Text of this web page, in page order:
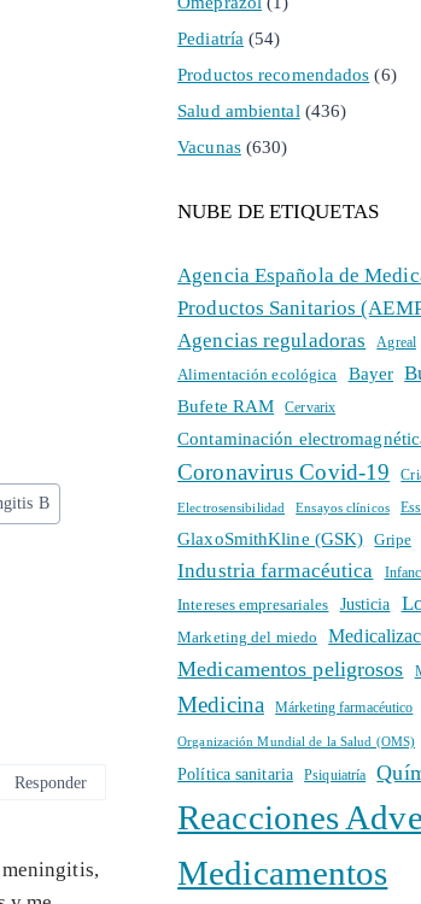
B
Responder
Pediatría (54)
Productos recomendados (6)
Salud ambiental (436)
Vacunas(630)
NUBE DE ETIQUETAS
Agencia Española de
Productos Sanitarios
Agencias reguladoras
Agreal
Alimentación ecológica Bayer
Bufete RAM Cervarix
Contaminación
Coronavirus Covid-19
Electrosensibilidad Ensayos clínicos
GlaxoSmithKline (GSK) Gripe
Industria farmacéutica
Intereses empresariales Justicia
Marketing del miedo
Medicamentos peligrosos
Medicina Márketing farmacéutico
Organización Mundial de la Salud (OMS)
Política sanitaria Psiquiatría
Reacciones
Medicamentos